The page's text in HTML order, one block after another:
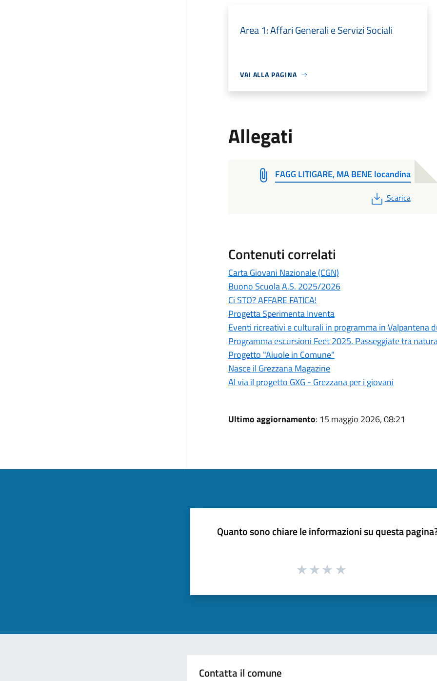
Area 1: Affari Generali e Servizi Sociali
VAI ALLA PAGINA
Allegati
FAGG LITIGARE, MA BENE locandina
PDF
Scarica
Contenuti correlati
Carta Giovani Nazionale (CGN)
Buono Scuola A.S. 2025/2026
Ci STO? AFFARE FATICA!
Progetta Sperimenta Inventa
Eventi ricreativi e culturali in programma in Valpantena
Programma escursioni Feet 2025. Passeggiate tra
Progetto "Aiuole in Comune"
Nasce il Grezzana Magazine
Al via il progetto GXG - Grezzana per i giovani
Ultimo aggiornamento: 15 maggio 2026, 08:21
Quanto sono chiare le informazioni su questa
Contatta il comune